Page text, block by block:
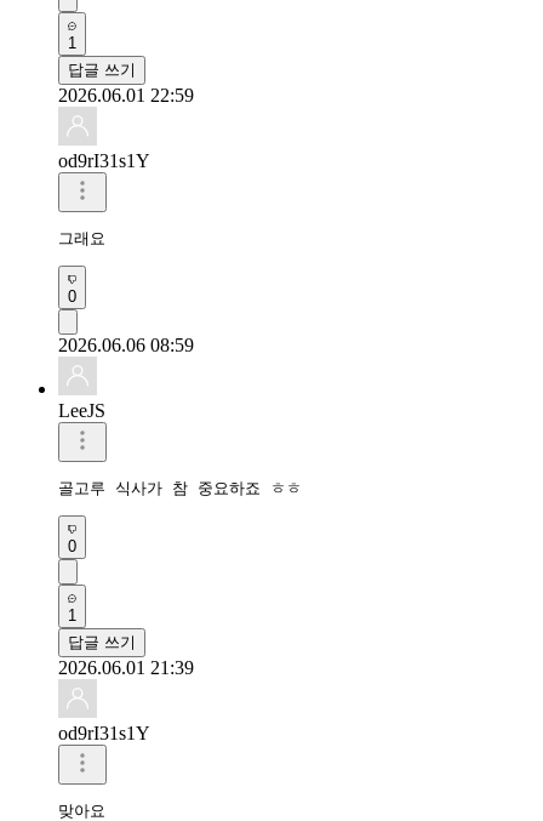
1
답글 쓰기
2026.06.01 22:59
od9rI31s1Y
그래요
0
2026.06.06 08:59
LeeJS
골고루 식사가 참 중요하죠 ㅎㅎ
0
1
답글 쓰기
2026.06.01 21:39
od9rI31s1Y
맞아요